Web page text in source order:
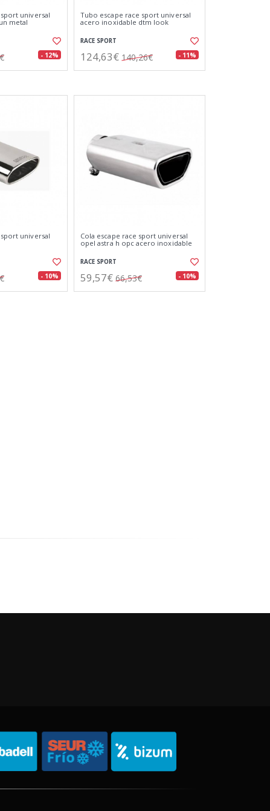
universal
metal
- 12%
Tubo escape race sport universal
acero inoxidable dtm look
RACE SPORT
124,63€ 140,26€ - 11%
universal
- 10%
Cola escape race sport universal
opel astra h opc acero inoxidable
RACE SPORT
59,57€ 66,53€ - 10%